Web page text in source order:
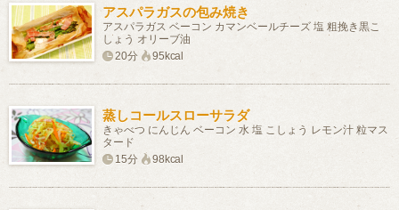
アスパラガスの包み焼き
アスパラガス ベーコン カマンベールチーズ 塩 粗挽き黒こ
しょう オリーブ油
20分
95kcal
蒸しコールスローサラダ
きゃべつ にんじん ベーコン 水 塩 こしょう レモン汁 粒マス
タード
15分
98kcal